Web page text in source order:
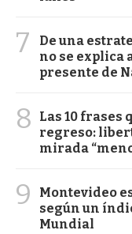
7
De una
no se explica
presente de
8
Las 10 frases
regreso:
mirada
9
Montevideo
según un
Mundial